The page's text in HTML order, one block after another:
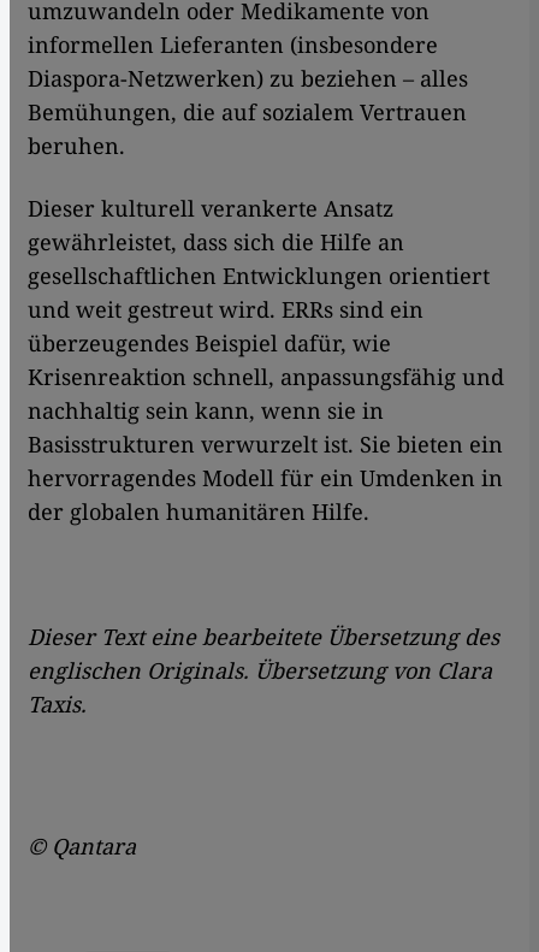
umzuwandeln oder Medikamente von
informellen Lieferanten (insbesondere
Diaspora-Netzwerken) zu beziehen – alles
Bemühungen, die auf sozialem Vertrauen
beruhen.
Dieser kulturell verankerte Ansatz
gewährleistet, dass sich die Hilfe an
gesellschaftlichen Entwicklungen orientiert
und weit gestreut wird. ERRs sind ein
überzeugendes Beispiel dafür, wie
Krisenreaktion schnell, anpassungsfähig und
nachhaltig sein kann, wenn sie in
Basisstrukturen verwurzelt ist. Sie bieten ein
hervorragendes Modell für ein Umdenken in
der globalen humanitären Hilfe.
Dieser Text eine bearbeitete Übersetzung des
englischen Originals. Übersetzung von Clara
Taxis.
© Qantara